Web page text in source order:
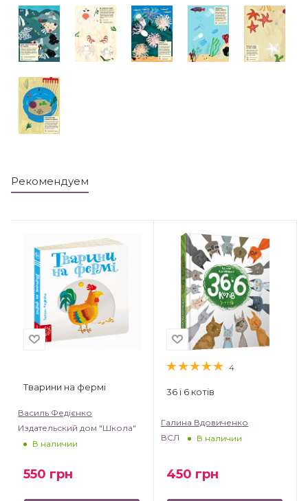
Рекомендуем
Тварини на фермі
Василь Федієнко
Издательский дом "Школа"
В наличии
550 грн
4
36 і 6 котів
Галина Вдовиченко
ВСЛ
В наличии
450 грн